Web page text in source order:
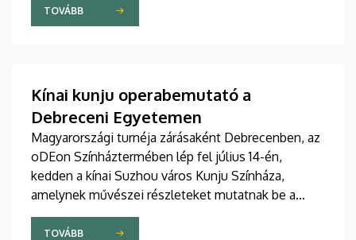
tartott hétfői ünnepélyes megnyitón átadták az
ösztöndíjasok okleveleit.
TOVÁBB
Kínai kunju operabemutató a
Debreceni Egyetemen
Magyarországi turnéja zárásaként Debrecenben, az
oDEon Színháztermében lép fel július 14-én,
kedden a kínai Suzhou város Kunju Színháza,
amelynek művészei részleteket mutatnak be a
több mint 600 éves Kun opera legszebb darabjából.
Az előadás a Debreceni Egyetem (DE)
TOVÁBB